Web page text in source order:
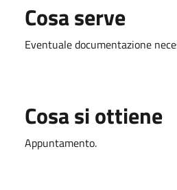
Cosa serve
Eventuale documentazione
Cosa si ottiene
Appuntamento.